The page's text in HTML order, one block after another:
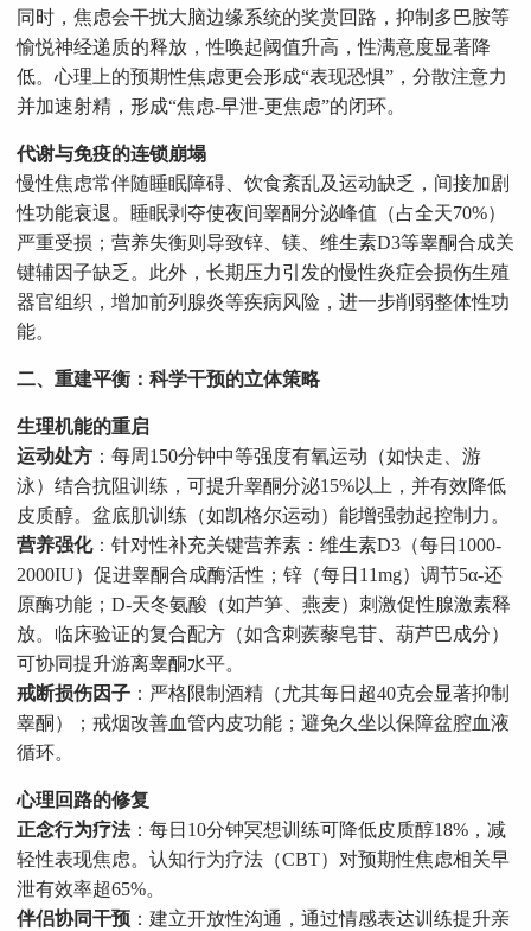
同时，焦虑会干扰大脑边缘系统的奖赏回路，抑制多巴胺等
愉悦神经递质的释放，性唤起阈值升高，性满意度显著降
低。心理上的预期性焦虑更会形成“表现恐惧”，分散注意力
并加速射精，形成“焦虑-早泄-更焦虑”的闭环。
代谢与免疫的连锁崩塌
慢性焦虑常伴随睡眠障碍、饮食紊乱及运动缺乏，间接加剧
性功能衰退。睡眠剥夺使夜间睾酮分泌峰值（占全天70%）
严重受损；营养失衡则导致锌、镁、维生素D3等睾酮合成关
键辅因子缺乏。此外，长期压力引发的慢性炎症会损伤生殖
器官组织，增加前列腺炎等疾病风险，进一步削弱整体性功
能。
二、重建平衡：科学干预的立体策略
生理机能的重启
运动处方 ：每周150分钟中等强度有氧运动（如快走、游
泳）结合抗阻训练，可提升睾酮分泌15%以上，并有效降低
皮质醇。盆底肌训练（如凯格尔运动）能增强勃起控制力。
营养强化：针对性补充关键营养素：维生素D3（每日1000-
2000IU）促进睾酮合成酶活性；锌（每日11mg）调节5α-还
原酶功能；D-天冬氨酸（如芦笋、燕麦）刺激促性腺激素释
放。临床验证的复合配方（如含刺蒺藜皂苷、葫芦巴成分）
可协同提升游离睾酮水平。
戒断损伤因子 ：严格限制酒精（尤其每日超40克会显著抑制
睾酮）；戒烟改善血管内皮功能；避免久坐以保障盆腔血液
循环。
心理回路的修复
正念行为疗法：每日10分钟冥想训练可降低皮质醇18%，减
轻性表现焦虑。认知行为疗法（CBT）对预期性焦虑相关早
泄有效率超65%。
伴侣协同干预 ：建立开放性沟通，通过情感表达训练提升亲